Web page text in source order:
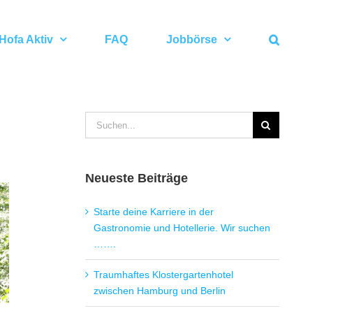
Hofa Aktiv FAQ Jobbörse
Neueste Beiträge
Starte deine Karriere in der
Gastronomie und Hotellerie. Wir suchen
Traumhaftes Klostergartenhotel
zwischen Hamburg und Berlin